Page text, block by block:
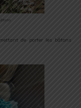
de porter les bâtons